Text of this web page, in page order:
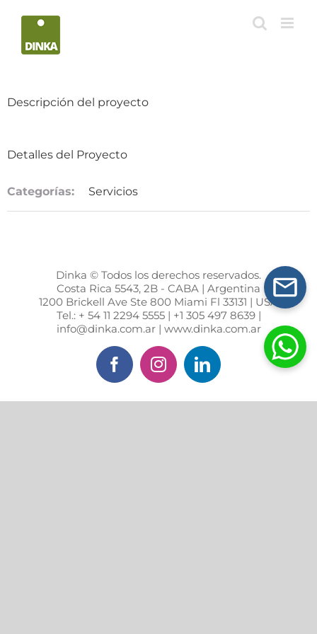
Descripción del proyecto
Detalles del Proyecto
Categorías: Servicios
Dinka © Todos los derechos reservados.
Costa Rica 5543, 2B - CABA | Argentina
1200 Brickell Ave Ste 800 Miami Fl 33131 | USA
Tel.: + 54 11 2294 5555 | +1 305 497 8639 |
info@dinka.com.ar | www.dinka.com.ar
FacebookInstagramLinkedIn